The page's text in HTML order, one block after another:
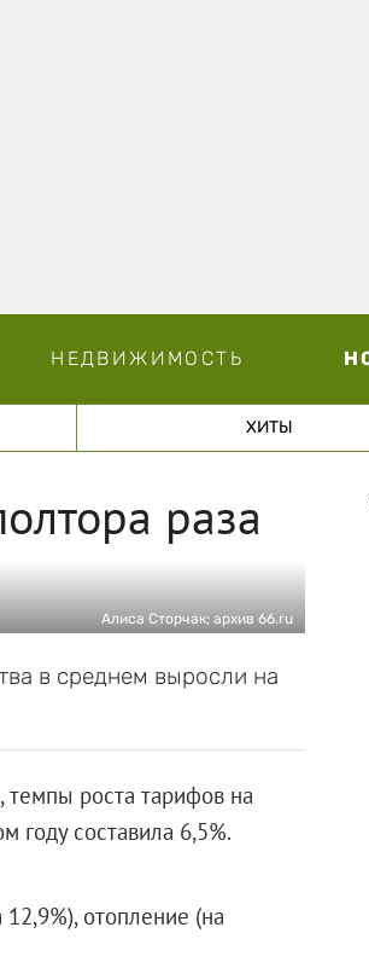
НЕДВИЖИМОСТЬ
ХИТЫ
раза
Алиса Сторчак; архив 66.ru
в среднем выросли на
роста тарифов на
году составила 6,5%.
отопление (на